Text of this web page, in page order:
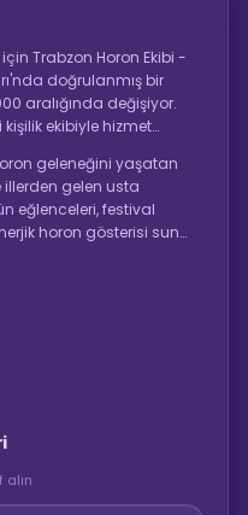
Trabzon Horon Ekibi -
doğrulanmış bir
aralığında değişiyor.
kişilik ekibiyle hizmet
geleneğini yaşatan
illerden gelen usta
eğlenceleri, festival
horon gösterisi sunar.
eşliğinde sahne alır.
alın